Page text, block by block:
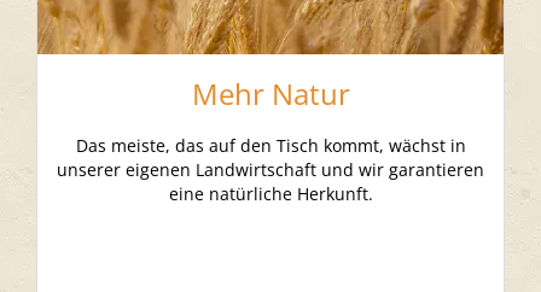
Mehr Natur
Das meiste, das auf den Tisch kommt, wächst in
unserer eigenen Landwirtschaft und wir garantieren
eine natürliche Herkunft.